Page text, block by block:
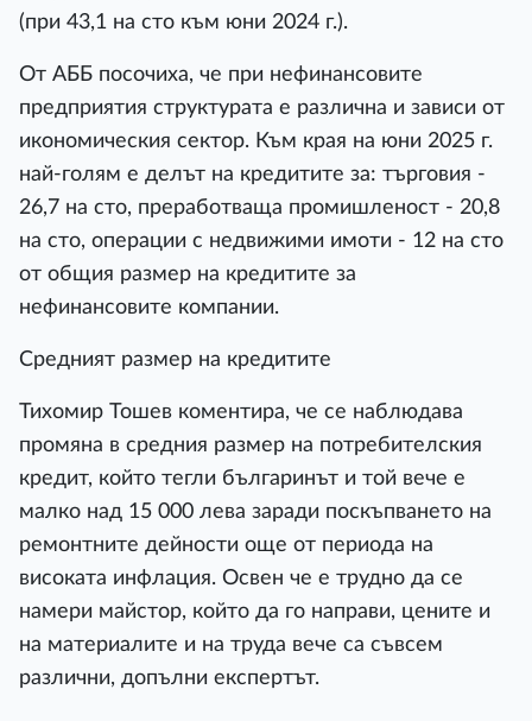
(при 43,1 на сто към юни 2024 г.).
От АББ посочиха, че при нефинансовите
предприятия структурата е различна и зависи от
икономическия сектор. Към края на юни 2025 г.
най-голям е делът на кредитите за: търговия -
26,7 на сто, преработваща промишленост - 20,8
на сто, операции с недвижими имоти - 12 на сто
от общия размер на кредитите за
нефинансовите компании.
Средният размер на кредитите
Тихомир Тошев коментира, че се наблюдава
промяна в средния размер на потребителския
кредит, който тегли българинът и той вече е
малко над 15 000 лева заради поскъпването на
ремонтните дейности още от периода на
високата инфлация. Освен че е трудно да се
намери майстор, който да го направи, цените и
на материалите и на труда вече са съвсем
различни, допълни експертът.